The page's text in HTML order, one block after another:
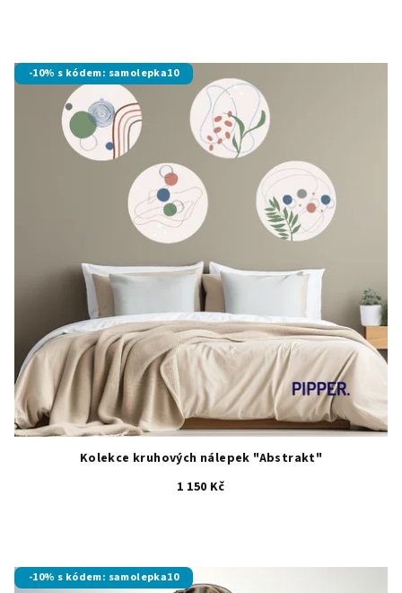
-10% s kódem: samolepka10
Kolekce kruhových nálepek "Abstrakt"
1 150 Kč
-10% s kódem: samolepka10